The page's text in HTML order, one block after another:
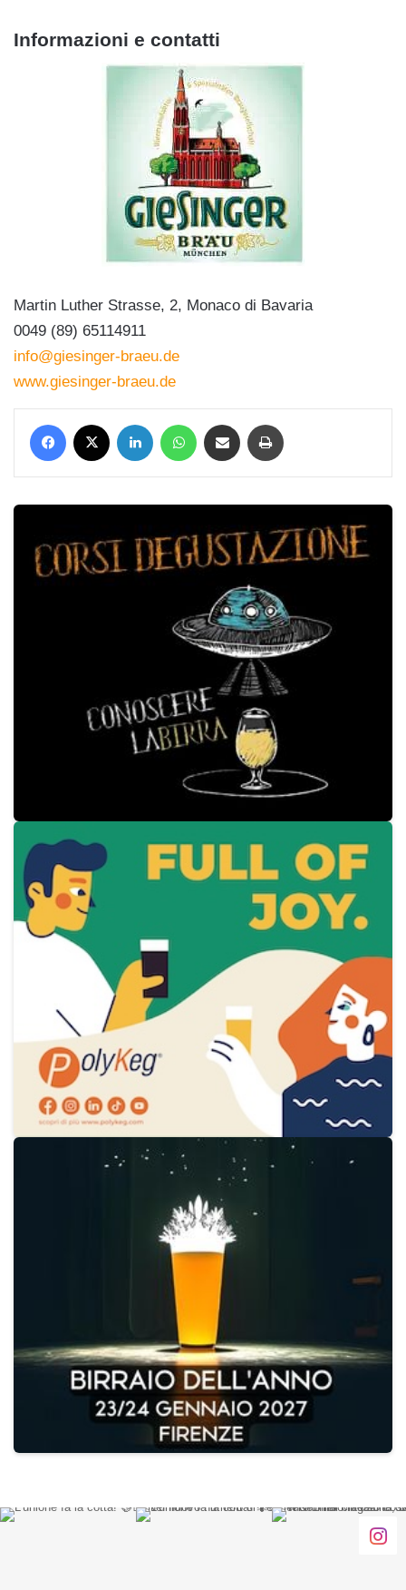
Informazioni e contatti
Martin Luther Strasse, 2, Monaco di Bavaria
0049 (89) 65114911
info@giesinger-braeu.de
www.giesinger-braeu.de
Facebook LinkedIn WhatsApp Condividi via mail